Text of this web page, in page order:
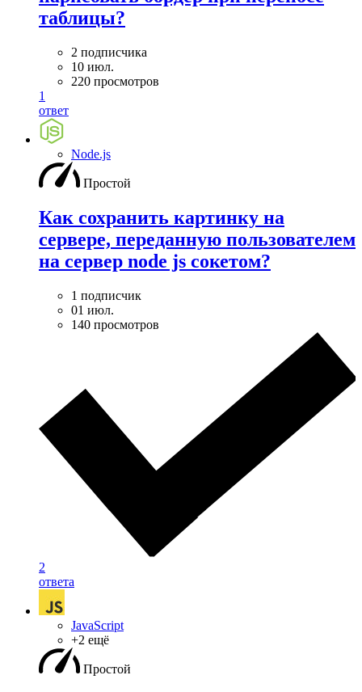
таблицы?
2 подписчика
10 июл.
220 просмотров
1
ответ
Node.js
Простой
Как сохранить картинку на
сервере, переданную пользователем
на сервер node js сокетом?
1 подписчик
01 июл.
140 просмотров
2
ответа
JavaScript
+2 ещё
Простой